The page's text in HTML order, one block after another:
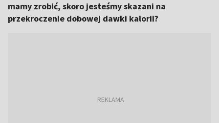
mamy zrobić, skoro jesteśmy skazani na
przekroczenie dobowej dawki kalorii?